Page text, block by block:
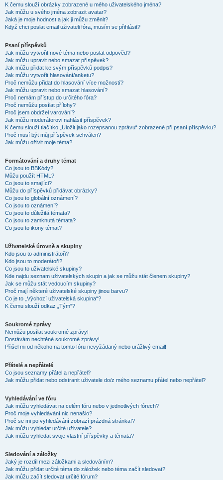
K čemu slouží obrázky zobrazené u mého uživatelského jména?
Jak můžu u svého jména zobrazit avatar?
Jaká je moje hodnost a jak ji můžu změnit?
Když chci poslat email uživateli fóra, musím se přihlásit?
Psaní příspěvků
Jak můžu vytvořit nové téma nebo poslat odpověď?
Jak můžu upravit nebo smazat příspěvek?
Jak můžu přidat ke svým příspěvků podpis?
Jak můžu vytvořit hlasování/anketu?
Proč nemůžu přidat do hlasování více možností?
Jak můžu upravit nebo smazat hlasování?
Proč nemám přístup do určitého fóra?
Proč nemůžu posílat přílohy?
Proč jsem obdržel varování?
Jak můžu moderátorovi nahlásit příspěvek?
K čemu slouží tlačítko „Uložit jako rozepsanou zprávu“ zobrazené při psaní příspěvku?
Proč musí být můj příspěvek schválen?
Jak můžu oživit moje téma?
Formátování a druhy témat
Co jsou to BBKódy?
Můžu použít HTML?
Co jsou to smajlíci?
Můžu do příspěvků přidávat obrázky?
Co jsou to globální oznámení?
Co jsou to oznámení?
Co jsou to důležitá témata?
Co jsou to zamknutá témata?
Co jsou to ikony témat?
Uživatelské úrovně a skupiny
Kdo jsou to administrátoři?
Kdo jsou to moderátoři?
Co jsou to uživatelské skupiny?
Kde najdu seznam uživatelských skupin a jak se můžu stát členem skupiny?
Jak se můžu stát vedoucím skupiny?
Proč mají některé uživatelské skupiny jinou barvu?
Co je to „Výchozí uživatelská skupina“?
K čemu slouží odkaz „Tým“?
Soukromé zprávy
Nemůžu posílat soukromé zprávy!
Dostávám nechtěné soukromé zprávy!
Přišel mi od někoho na tomto fóru nevyžádaný nebo urážlivý email!
Přátelé a nepřátelé
Co jsou seznamy přátel a nepřátel?
Jak můžu přidat nebo odstranit uživatele do/z mého seznamu přátel nebo nepřátel?
Vyhledávání ve fóru
Jak můžu vyhledávat na celém fóru nebo v jednotlivých fórech?
Proč moje vyhledávání nic nenašlo?
Proč se mi po vyhledávání zobrazí prázdná stránka!?
Jak můžu vyhledat určité uživatele?
Jak můžu vyhledat svoje vlastní příspěvky a témata?
Sledování a záložky
Jaký je rozdíl mezi záložkami a sledováním?
Jak můžu přidat určité téma do záložek nebo téma začít sledovat?
Jak můžu začít sledovat určité fórum?